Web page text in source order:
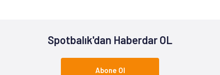
Spotbalık'dan Haberdar OL
Abone Ol